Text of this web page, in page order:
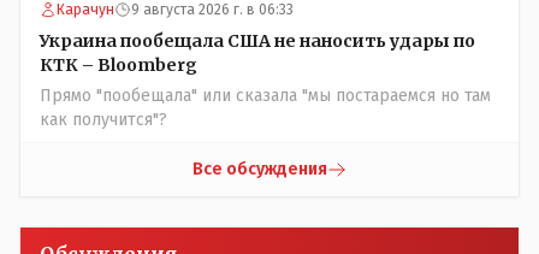
некоторых вопросах внутренней политики, и тогда
Назарбай волевым Указом РАСПУСТИЛ этот бунтарский
состав. Имя - Серикболсын Абдильдин вам знакомо -
юывший секретарь ЦК КП Казахстана , впоследствии -
депутат Верховного Совета и Мажлиса и Председатель
партии коммунстов- он в то время и после и причём
НЕОДНОКРАТНО, указывал и многократно на недостатки
Назарбая и предлагал ему самому ДОБРОВОЛЬНО уйти с
Карачун 9 августа 2026 г. в 06:33
Украина пообещала США не наносить удары по
КТК – Bloomberg
Прямо "пообещала" или сказала "мы постараемся но там
как получится"?
Все обсуждения